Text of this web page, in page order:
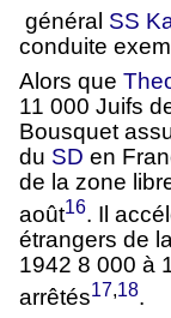
général SS
conduite
Alors que
11 000 Juifs
Bousquet
du SD en
de la zone
août16. Il
étrangers de
1942 8 000 à
arrêtés17,18.